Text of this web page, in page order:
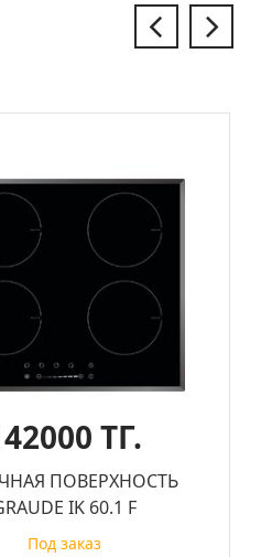
ТГ.
ПОВЕРХНОСТЬ
IK 60.1 F
Под заказ